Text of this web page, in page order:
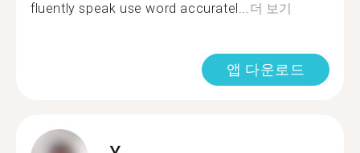
fluently speak use word accuratel...더 보기
앱 다운로드